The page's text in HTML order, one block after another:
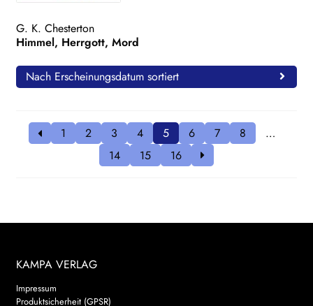
G. K. Chesterton
Himmel, Herrgott, Mord
Nach Erscheinungsdatum sortiert
1 2 3 4 5 6 7 8
…
14
15 16
KAMPA VERLAG
Impressum
Produktsicherheit (GPSR)